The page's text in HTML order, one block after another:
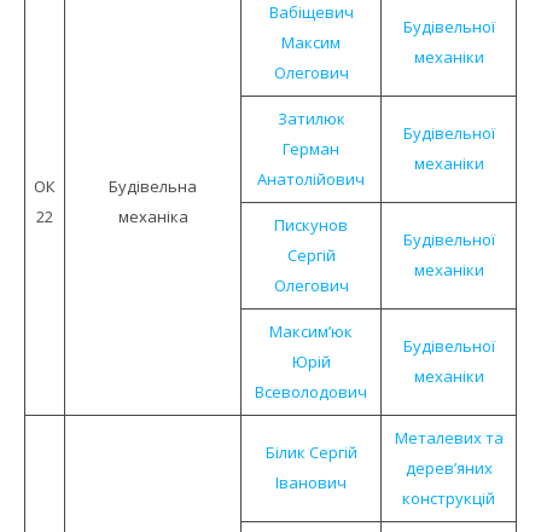
ОК
22
Будівельна
механiка
Вабіщевич
Максим
Олегович
Будівельної
механіки
Затилюк
Герман
Анатолійович
Будівельної
механіки
Пискунов
Сергій
Олегович
Будівельної
механіки
Максим’юк
Юрій
Всеволодович
Будівельної
механіки
Білик Сергій
Іванович
Металевих та
дерев’яних
конструкцій